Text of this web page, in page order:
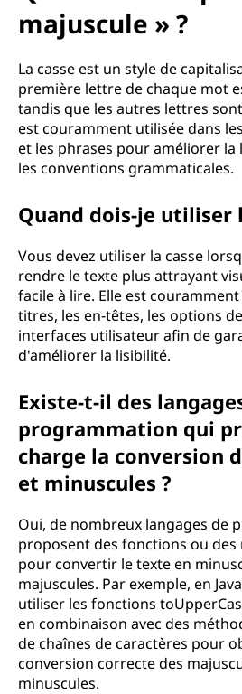
majuscule » ?
La casse est un style de
première lettre de chaque mot
tandis que les autres lettres
est couramment utilisée dans
et les phrases pour améliorer
les conventions grammaticales.
Quand dois-je utiliser
Vous devez utiliser la casse
rendre le texte plus attrayant
facile à lire. Elle est
titres, les en-têtes, les options
interfaces utilisateur afin de
d'améliorer la lisibilité.
Existe-t-il des
programmation qui
charge la conversion
et minuscules ?
Oui, de nombreux langages de
proposent des fonctions ou
pour convertir le texte en
majuscules. Par exemple, en
utiliser les fonctions
en combinaison avec des
de chaînes de caractères pour
conversion correcte des
minuscules.